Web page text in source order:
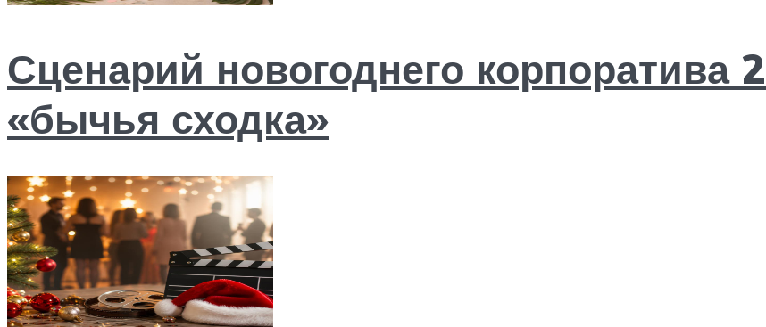
Сценарий новогоднего корпоратива
«бычья сходка»